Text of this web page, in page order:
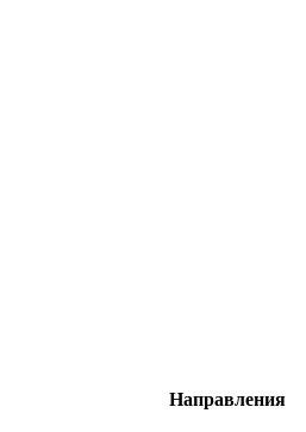
Направления